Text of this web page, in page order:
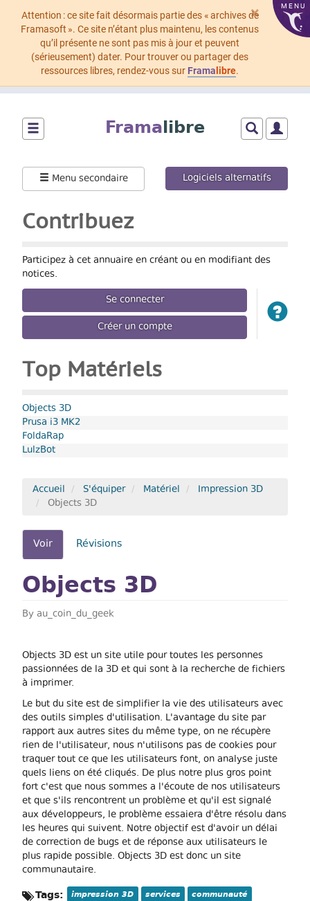
×
Attention : ce site fait désormais partie des « archives de
Framasoft ». Ce site n’étant plus maintenu, les contenus
qu’il présente ne sont pas mis à jour et peuvent
(sérieusement) dater. Pour trouver ou partager des
ressources libres, rendez-vous sur Frama libre.
MENU
contenu
principal
Framalibre
menu
menu
formulaire
Menu secondaire Logiciels alternatifs
Contribuez
Participez à cet annuaire en créant ou en modifiant des
notices.
Se connecter
Créer un compte
Top Matériels
Objects 3D
Prusa i3 MK2
FoldaRap
LulzBot
Accueil S'équiper Matériel
Impression 3D
Objects 3D
Onglets
principaux
Voir (onglet
actif)
Révisions
Objects 3D
By au_coin_du_geek
Objects 3D est un site utile pour toutes les personnes
passionnées de la 3D et qui sont à la recherche de fichiers
à imprimer.
Le but du site est de simplifier la vie des utilisateurs avec
des outils simples d'utilisation. L'avantage du site par
rapport aux autres sites du même type, on ne récupère
rien de l'utilisateur, nous n'utilisons pas de cookies pour
traquer tout ce que les utilisateurs font, on analyse juste
quels liens on été cliqués. De plus notre plus gros point
fort c'est que nous sommes a l'écoute de nos utilisateurs
et que s'ils rencontrent un problème et qu'il est signalé
aux développeurs, le problème essaiera d'être résolu dans
les heures qui suivent. Notre objectif est d'avoir un délai
de correction de bugs et de réponse aux utilisateurs le
plus rapide possible. Objects 3D est donc un site
communautaire.
Tags: impression 3D services communauté